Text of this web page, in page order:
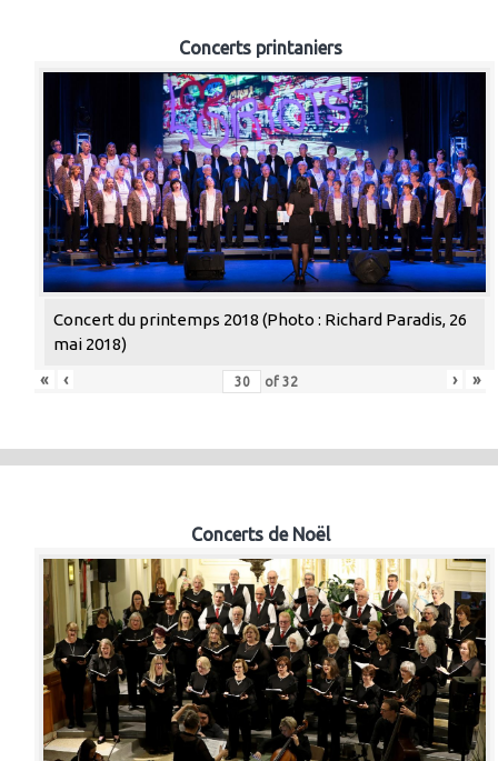
Concerts printaniers
Concert du printemps 2018 (Photo : Richard Paradis, 26
mai 2018)
«
‹ of 32 › »
Concerts de Noël